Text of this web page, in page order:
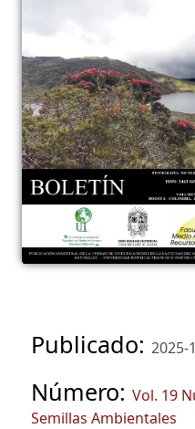
Publicado: 2025-
Número: Vol. 19
Semillas Ambientales